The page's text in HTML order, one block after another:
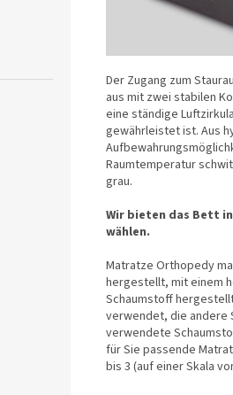
Der Zugang zum
aus mit zwei stabilen
eine ständige
gewährleistet ist. Aus
Raumtemperatur
grau.
Wir bieten das Bett
wählen.
Matratze Orthopedy
hergestellt, mit einem
Schaumstoff
verwendet, die andere
verwendete
für Sie passende
bis 3 (auf einer Skala